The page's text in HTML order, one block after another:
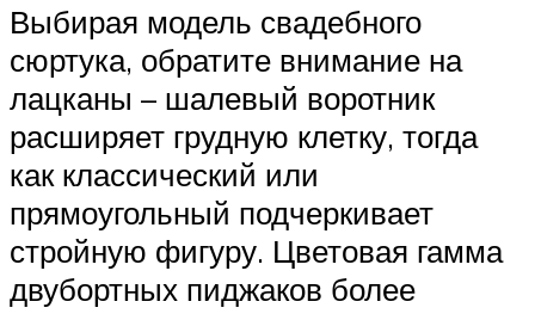
Выбирая модель свадебного
сюртука, обратите внимание на
лацканы – шалевый воротник
расширяет грудную клетку, тогда
как классический или
прямоугольный подчеркивает
стройную фигуру. Цветовая гамма
двубортных пиджаков более